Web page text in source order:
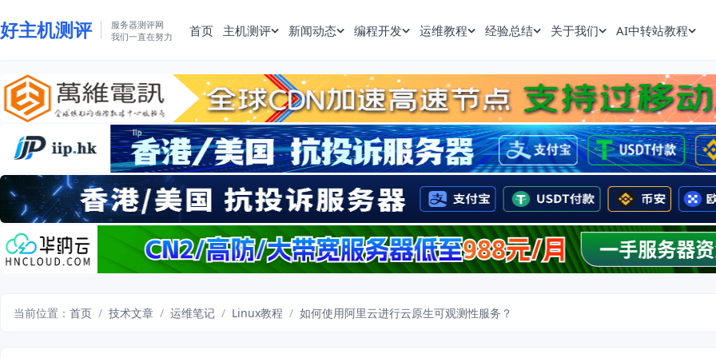
好主机测评
服务器测评网
我们一直在努力
首页 主机测评 新闻动态 编程开发 运维教程 经验总结 关于我们 AI中转站教程
当前位置： 首页 / 技术文章 / 运维笔记 / Linux教程 / 如何使用阿里云进行云原生可观测性服务？